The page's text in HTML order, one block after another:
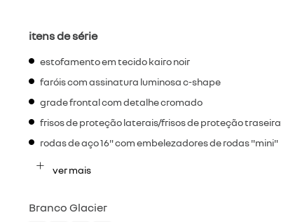
itens de série
estofamento em tecido kairo noir
faróis com assinatura luminosa c-shape
grade frontal com detalhe cromado
frisos de proteção laterais/frisos de proteção traseira
rodas de aço 16" com embelezadores de rodas "mini"
ver mais
Branco Glacier